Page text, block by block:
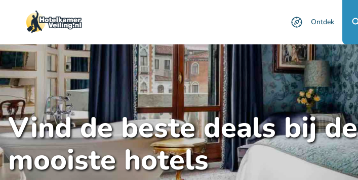
Ontdek
Vind de beste deals bij de
mooiste hotels